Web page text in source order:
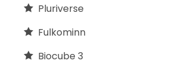
Pluriverse
Fulkominn
Biocube 3